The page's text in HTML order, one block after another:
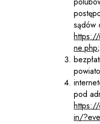
sądów
https://
ne.php;
pod
in/